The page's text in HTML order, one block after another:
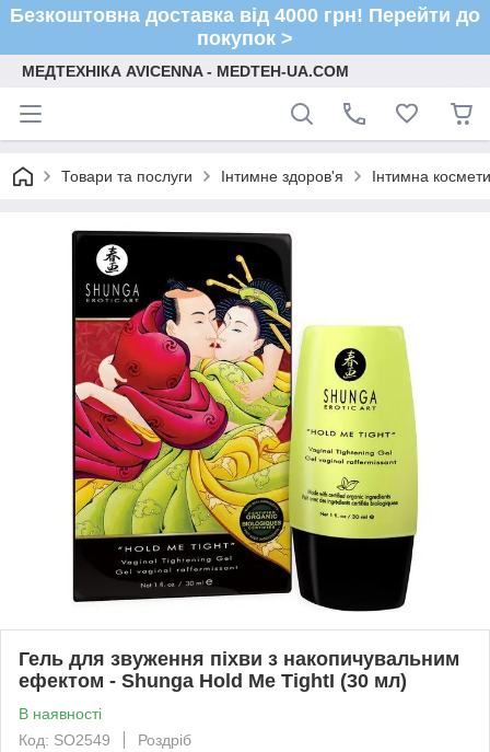
Безкоштовна доставка від 4000 грн! Перейти до
покупок >
МЕДТЕХНІКА AVICENNA - MEDTEH-UA.COM
Товари та послуги Інтимне здоров'я Інтимна
Гель для звуження піхви з накопичувальним
ефектом - Shunga Hold Me TightI (30 мл)
В наявності
Код: SO2549
Роздріб